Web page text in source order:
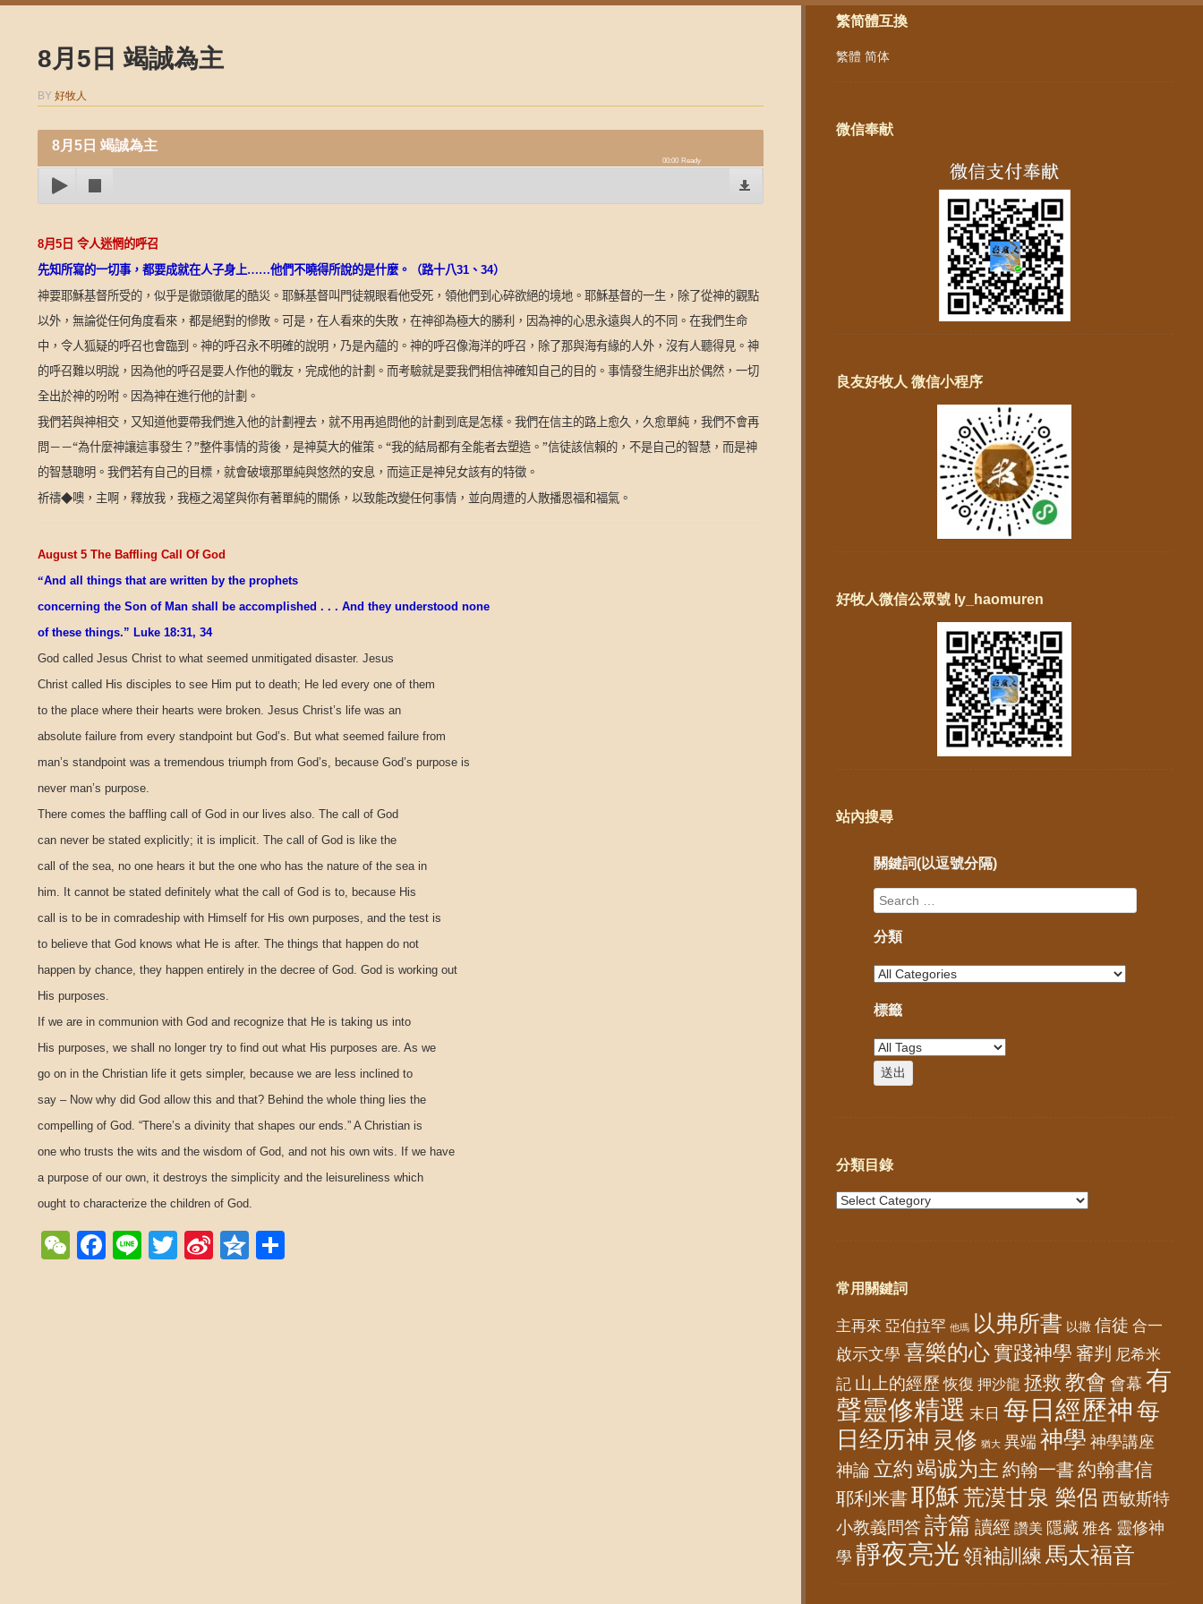
8月5日 竭誠為主
BY 好牧人
8月5日 竭誠為主
00:00 Ready
8月 5 日 令人迷惘的呼召
先知所寫的一切事，都要成就在人子身上……他們不曉得所說的是什麼。（路十八31 、 34）
神要耶穌基督所受的，似乎是徹頭徹尾的酷災。耶穌基督叫門徒親眼看他受死，領他們到心碎欲絕的境地。耶穌基督的一生，除了從神的觀點
以外，無論從任何角度看來，都是絕對的慘敗。可是，在人看來的失敗，在神卻為極大的勝利，因為神的心思永遠與人的不同。在我們生命
中，令人狐疑的呼召也會臨到。神的呼召永不明確的說明，乃是內蘊的。神的呼召像海洋的呼召，除了那與海有緣的人外，沒有人聽得見。神
的呼召難以明說，因為他的呼召是要人作他的戰友，完成他的計劃。而考驗就是要我們相信神確知自己的目的。事情發生絕非出於偶然，一切
全出於神的吩咐。因為神在進行他的計劃。
我們若與神相交，又知道他要帶我們進入他的計劃裡去，就不用再追問他的計劃到底是怎樣。我們在信主的路上愈久，久愈單純，我們不會再
問－－“為什麼神讓這事發生？”整件事情的背後，是神莫大的催策。“我的結局都有全能者去塑造。”信徒該信賴的，不是自己的智慧，而是神
的智慧聰明。我們若有自己的目標，就會破壞那單純與悠然的安息，而這正是神兒女該有的特徵。
祈禱◆噢，主啊，釋放我，我極之渴望與你有著單純的關係，以致能改變任何事情，並向周遭的人散播恩福和福氣。
August 5 The Baffling Call Of God
“And all things that are written by the prophets
concerning the Son of Man shall be accomplished . . . And they understood none
of these things.” Luke 18:31, 34
God called Jesus Christ to what seemed unmitigated disaster. Jesus
Christ called His disciples to see Him put to death; He led every one of them
to the place where their hearts were broken. Jesus Christ’s life was an
absolute failure from every standpoint but God’s. But what seemed failure from
man’s standpoint was a tremendous triumph from God’s, because God’s purpose is
never man’s purpose.
There comes the baffling call of God in our lives also. The call of God
can never be stated explicitly; it is implicit. The call of God is like the
call of the sea, no one hears it but the one who has the nature of the sea in
him. It cannot be stated definitely what the call of God is to, because His
call is to be in comradeship with Himself for His own purposes, and the test is
to believe that God knows what He is after. The things that happen do not
happen by chance, they happen entirely in the decree of God. God is working out
His purposes.
If we are in communion with God and recognize that He is taking us into
His purposes, we shall no longer try to find out what His purposes are. As we
go on in the Christian life it gets simpler, because we are less inclined to
say – Now why did God allow this and that? Behind the whole thing lies the
compelling of God. “There’s a divinity that shapes our ends.” A Christian is
one who trusts the wits and the wisdom of God, and not his own wits. If we have
a purpose of our own, it destroys the simplicity and the leisureliness which
ought to characterize the children of God.
WeChat
Facebook
LineTwitterSinaQzone
繁简體互換
繁體 简体
微信奉献
良友好牧人 微信小程序
好牧人微信公眾號 ly_haomuren
站內搜尋
關鍵詞(以逗號分隔)
分類
標籤
分類目錄
常用關鍵詞
主再來 亞伯拉罕 他瑪 以弗所書 以撒 信徒 合一
啟示文學 喜樂的心實踐神學 審判 尼希米
記 山上的經歷 恢復 押沙龍 拯救 教會 會幕 有
聲靈修精選 末日 每日經歷神 每
日经历神 灵修 猶大 異端 神學 神學講座
神論 立約 竭诚为主 約翰一書 約翰書信
耶利米書 耶穌荒漠甘泉 樂侶 西敏斯特
小教義問答詩篇 讀經 讚美 隱藏 雅各 靈修神
學 靜夜亮光 領袖訓練 馬太福音